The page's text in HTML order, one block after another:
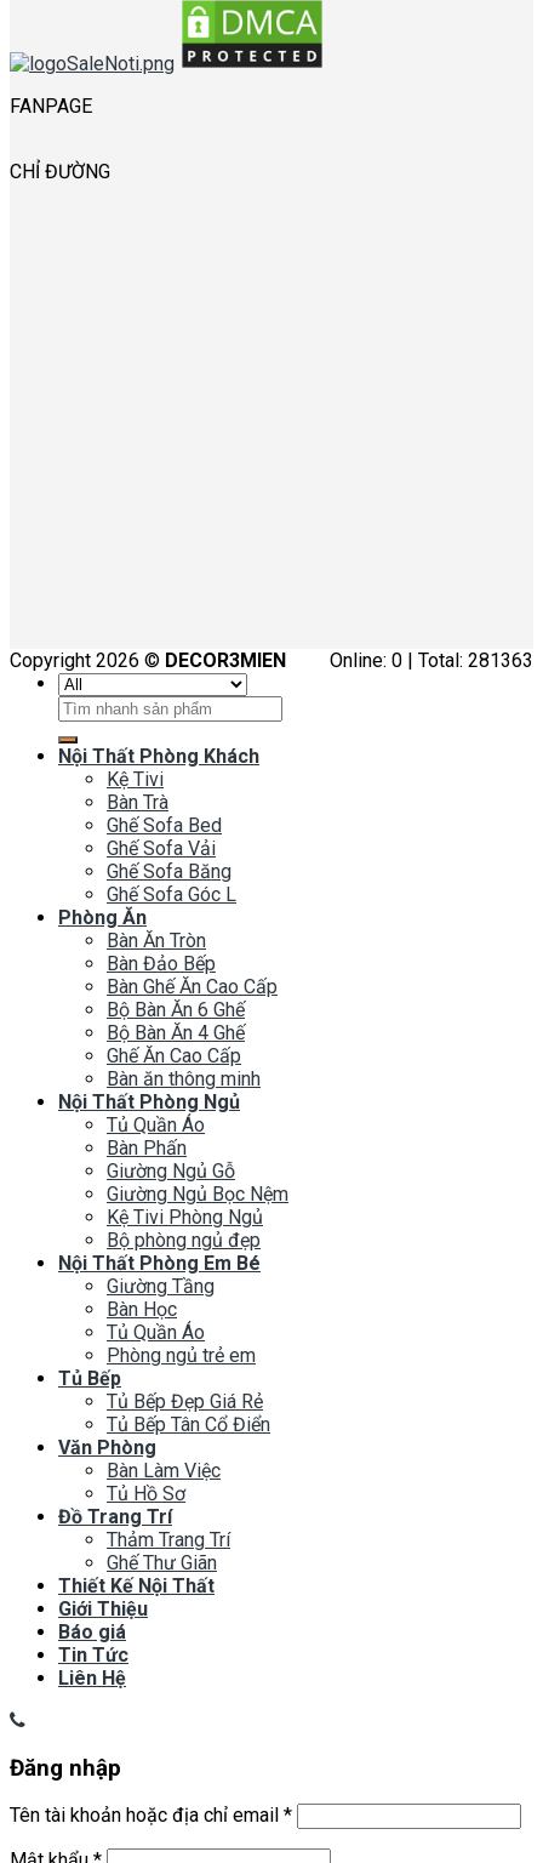
FANPAGE
CHỈ ĐƯỜNG
Online: 0 | Total: 281363
Copyright 2026 © DECOR3MIEN
Tìm
kiếm:
Nội Thất Phòng Khách
Kệ Tivi
Bàn Trà
Ghế Sofa Bed
Ghế Sofa Vải
Ghế Sofa Băng
Ghế Sofa Góc L
Phòng Ăn
Bàn Ăn Tròn
Bàn Đảo Bếp
Bàn Ghế Ăn Cao Cấp
Bộ Bàn Ăn 6 Ghế
Bộ Bàn Ăn 4 Ghế
Ghế Ăn Cao Cấp
Bàn ăn thông minh
Nội Thất Phòng Ngủ
Tủ Quần Áo
Bàn Phấn
Giường Ngủ Gỗ
Giường Ngủ Bọc Nệm
Kệ Tivi Phòng Ngủ
Bộ phòng ngủ đẹp
Nội Thất Phòng Em Bé
Giường Tầng
Bàn Học
Tủ Quần Áo
Phòng ngủ trẻ em
Tủ Bếp
Tủ Bếp Đẹp Giá Rẻ
Tủ Bếp Tân Cổ Điển
Văn Phòng
Bàn Làm Việc
Tủ Hồ Sơ
Đồ Trang Trí
Thảm Trang Trí
Ghế Thư Giãn
Thiết Kế Nội Thất
Giới Thiệu
Báo giá
Tin Tức
Liên Hệ
Đăng nhập
Tên tài khoản hoặc địa chỉ email *